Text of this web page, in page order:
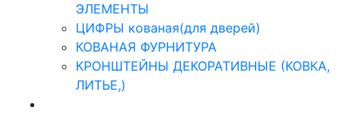
ЭЛЕМЕНТЫ
ЦИФРЫ кованая(для дверей)
КОВАНАЯ ФУРНИТУРА
КРОНШТЕЙНЫ ДЕКОРАТИВНЫЕ (КОВКА,
ЛИТЬЕ,)